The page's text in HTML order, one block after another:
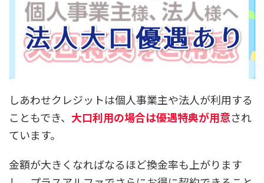
しあわせクレジットは個人事業主や法人が利用する
こともでき、 大口利用の場合は優遇特典が用意され
ています。
金額が大きくなればなるほど換金率も上がります